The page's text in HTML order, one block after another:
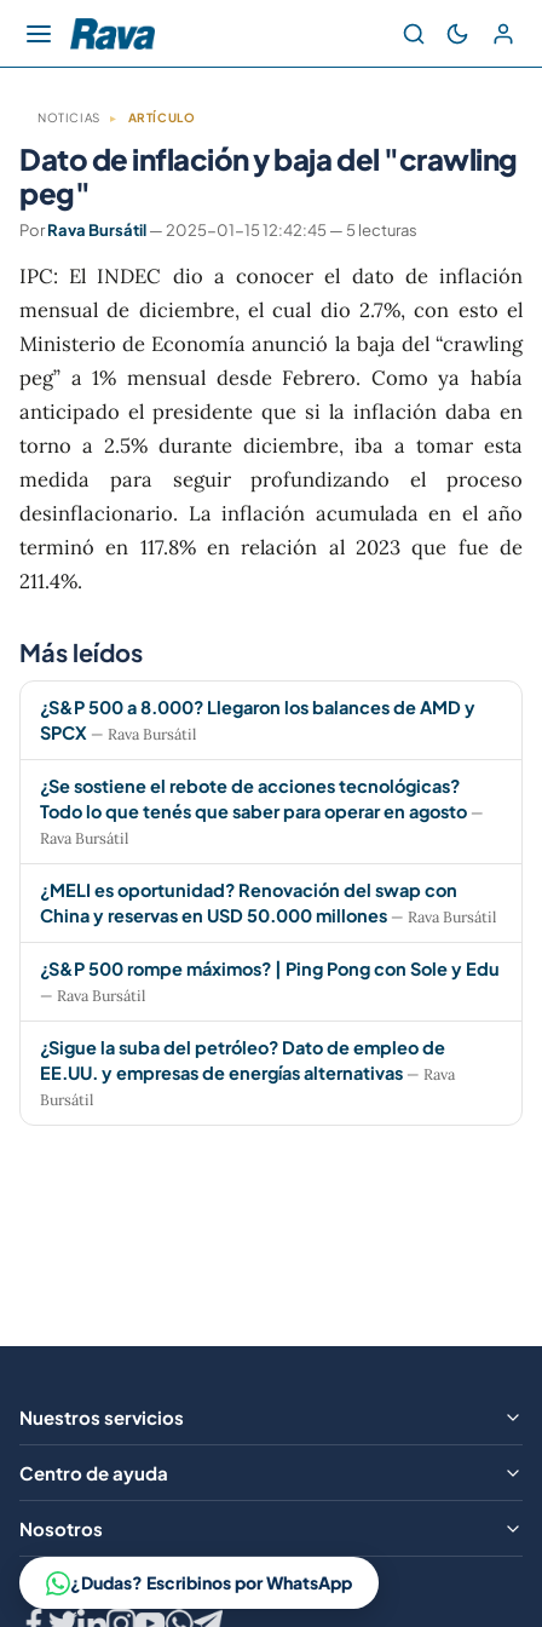
NOTICIAS ▸ ARTÍCULO
Dato de inflación y baja del "crawling
peg"
PorRava Bursátil— 2025-01-15 12:42:45 — 5 lecturas
IPC: El INDEC dio a conocer el dato de inflación
mensual de diciembre, el cual dio 2.7%, con esto el
Ministerio de Economía anunció la baja del “crawling
peg” a 1% mensual desde Febrero. Como ya había
anticipado el presidente que si la inflación daba en
torno a 2.5% durante diciembre, iba a tomar esta
medida para seguir profundizando el proceso
desinflacionario. La inflación acumulada en el año
terminó en 117.8% en relación al 2023 que fue de
211.4%.
Más leídos
¿S&P 500 a 8.000? Llegaron los balances de AMD y
SPCX — Rava Bursátil
¿Se sostiene el rebote de acciones tecnológicas?
Todo lo que tenés que saber para operar en agosto —
Rava Bursátil
¿MELI es oportunidad? Renovación del swap con
China y reservas en USD 50.000 millones — Rava Bursátil
¿S&P 500 rompe máximos? | Ping Pong con Sole y Edu
— Rava Bursátil
¿Sigue la suba del petróleo? Dato de empleo de
EE.UU. y empresas de energías alternativas — Rava
Bursátil
Nuestros servicios
¿Qué ofrecemos?
Aranceles
Centro de ayuda
Preguntas frecuentes
Contacto
Nosotros
Trabajá con nosotros
Aviso legal
¿Dudas? Escribinos por WhatsApp